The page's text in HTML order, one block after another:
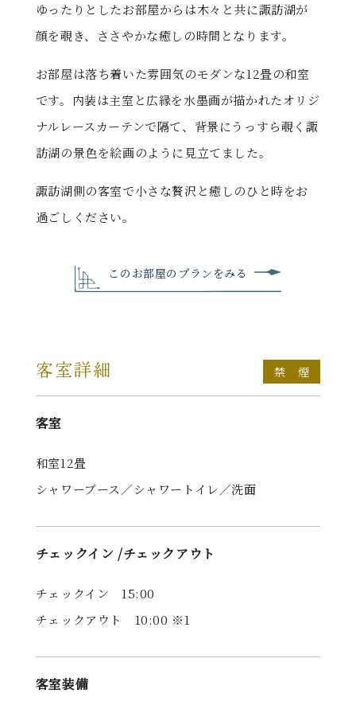
ゆったりとしたお部屋からは木々と共に諏訪湖が
顔を覗き、ささやかな癒しの時間となります。
お部屋は落ち着いた雰囲気のモダンな12畳の和室
です。内装は主室と広縁を水墨画が描かれたオリジ
ナルレースカーテンで隔て、背景にうっすら覗く諏
訪湖の景色を絵画のように見立てました。
諏訪湖側の客室で小さな贅沢と癒しのひと時をお
過ごしください。
このお部屋のプランをみる
客室詳細 禁 煙
客室
和室12畳
シャワーブース／シャワートイレ／洗面
チェックイン /チェックアウト
チェックイン 15:00
チェックアウト 10:00 ※1
客室装備